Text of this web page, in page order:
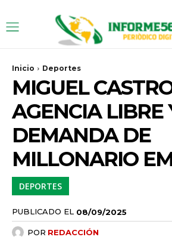
Inicio Deportes
MIGUEL
AGENCIA LIBRE
DEMANDA DE
MILLONARIO
DEPORTES
PUBLICADO EL 08/09/2025
POR REDACCIÓN